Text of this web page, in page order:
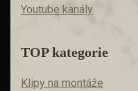
Youtube kanály
TOP kategorie
Klipy na montáže